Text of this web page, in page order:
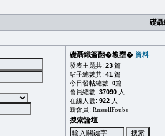
礎
礎聶織簷翻�䪖壅� 資料
發表主題共: 23 篇
帖子總數共: 41 篇
今日發帖總數: 0篇
會員總數: 37090 人
在線人數: 922 人
新會員: RussellFoubs
搜索論壇